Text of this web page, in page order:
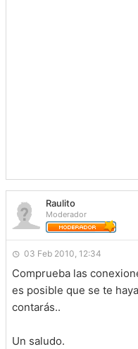
Raulito
Moderador
03 Feb 2010, 12:34
Comprueba las
es posible que se te
contarás..
Un saludo.